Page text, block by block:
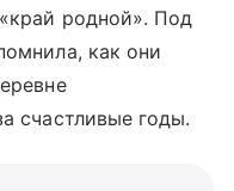
родной». Под
как они
счастливые годы.